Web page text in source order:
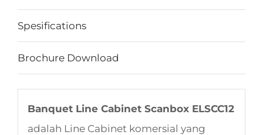
Spesifications
Brochure Download
Banquet Line Cabinet Scanbox ELSCC12
adalah Line Cabinet komersial yang